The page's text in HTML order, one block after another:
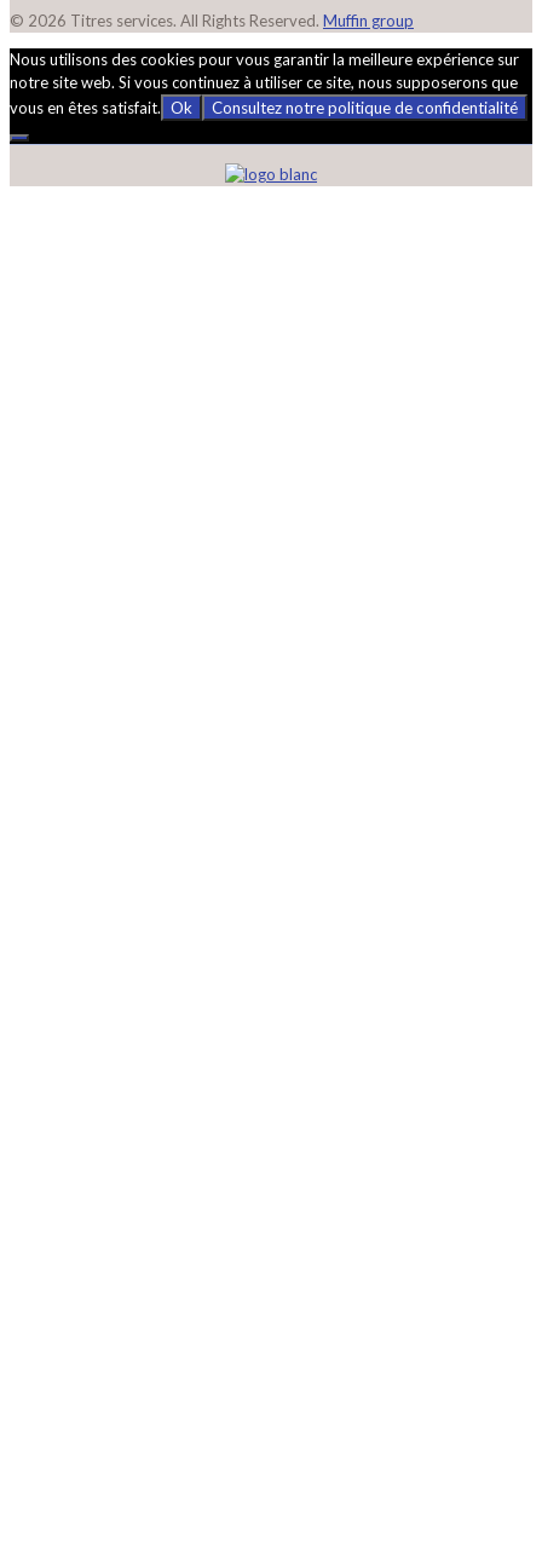
© 2026 Titres services. All Rights Reserved. Muffin group
Nous utilisons des cookies pour vous garantir la meilleure expérience sur
notre site web. Si vous continuez à utiliser ce site, nous supposerons que
vous en êtes satisfait. Ok Consultez notre politique de confidentialité